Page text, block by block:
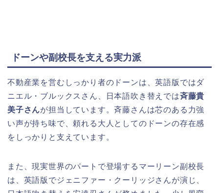
ドーンや副校長を支える実力派
不動産業を営むしっかり者のドーンは、英語版ではダ
ニエル・ブルックスさん、日本語吹き替えでは斉藤貴
美子さんが担当しています。斉藤さんは芯のある力強
い声が持ち味で、頼れる大人としてのドーンの存在感
をしっかりと支えています。
また、現実世界のパートで登場するマーリーン副校長
は、英語版でジェニファー・クーリッジさんが演じ、